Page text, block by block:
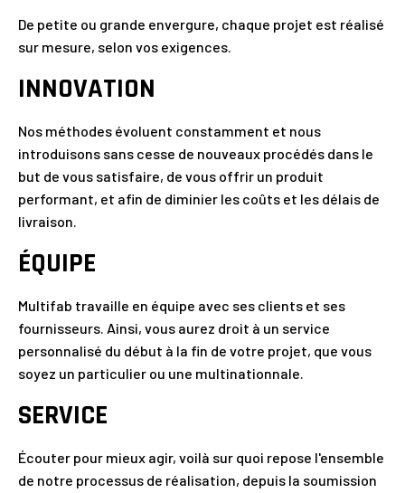
De petite ou grande envergure, chaque projet est réalisé
sur mesure, selon vos exigences.
INNOVATION
Nos méthodes évoluent constamment et nous
introduisons sans cesse de nouveaux procédés dans le
but de vous satisfaire, de vous offrir un produit
performant, et afin de diminier les coûts et les délais de
livraison.
ÉQUIPE
Multifab travaille en équipe avec ses clients et ses
fournisseurs. Ainsi, vous aurez droit à un service
personnalisé du début à la fin de votre projet, que vous
soyez un particulier ou une multinationnale.
SERVICE
Écouter pour mieux agir, voilà sur quoi repose l'ensemble
de notre processus de réalisation, depuis la soumission